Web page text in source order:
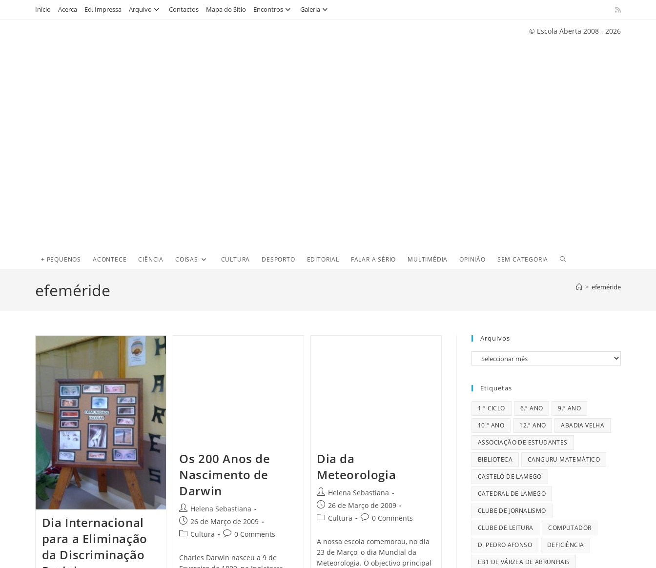
Início Acerca Ed. Impressa Arquivo Contactos Mapa do Sítio Encontros Galeria
© Escola Aberta 2008 - 2026
+ PEQUENOS ACONTECE CIÊNCIA COISAS CULTURA DESPORTO EDITORIAL FALAR A SÉRIO MULTIMÉDIA OPINIÃO SEM CATEGORIA TOGGLE
efeméride > efeméride
Dia Internacional
para a Eliminação
da Discriminação
Os 200 Anos de
Nascimento de
Darwin
Post
author:
Helena Sebastiana
Post
published:
26 de Março de 2009
PostCultura
Post0 Comments
Charles Darwin nasceu a 9 de
Dia da
Meteorologia
Post
author:
Helena Sebastiana
Post
published:
26 de Março de 2009
PostCultura
Post0 Comments
A nossa escola comemorou, no dia
23 de Março, o dia Mundial da
Meteorologia. O objectivo principal
Arquivos
Arquivos
Etiquetas
1.º CICLO 6.º ANO 9.º ANO
10.º ANO 12.º ANO ABADIA VELHA
ASSOCIAÇÃO DE ESTUDANTES
BIBLIOTECA CANGURU MATEMÁTICO
CASTELO DE LAMEGO
CATEDRAL DE LAMEGO
CLUBE DE JORNALISMO
CLUBE DE LEITURA COMPUTADOR
D. PEDRO AFONSO DEFICIÊNCIA
EB1 DE VÁRZEA DE ABRUNHAIS